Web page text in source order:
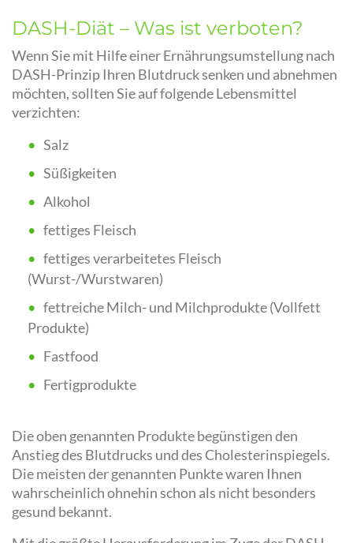
DASH-Diät – Was ist verboten?
Wenn Sie mit Hilfe einer Ernährungsumstellung nach
DASH-Prinzip Ihren Blutdruck senken und abnehmen
möchten, sollten Sie auf folgende Lebensmittel
verzichten:
Salz
Süßigkeiten
Alkohol
fettiges Fleisch
fettiges verarbeitetes Fleisch
(Wurst-/Wurstwaren)
fettreiche Milch- und Milchprodukte (Vollfett
Produkte)
Fastfood
Fertigprodukte
Die oben genannten Produkte begünstigen den
Anstieg des Blutdrucks und des Cholesterinspiegels.
Die meisten der genannten Punkte waren Ihnen
wahrscheinlich ohnehin schon als nicht besonders
gesund bekannt.